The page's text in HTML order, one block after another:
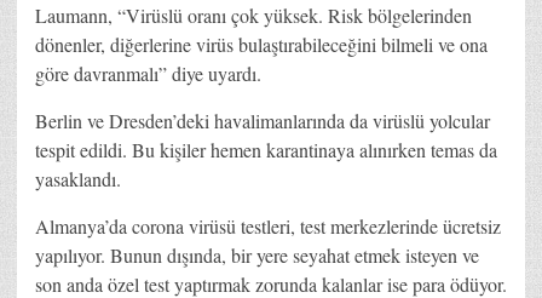
Laumann, “Virüslü oranı çok yüksek. Risk bölgelerinden
dönenler, diğerlerine virüs bulaştırabileceğini bilmeli ve ona
göre davranmalı” diye uyardı.
Berlin ve Dresden’deki havalimanlarında da virüslü yolcular
tespit edildi. Bu kişiler hemen karantinaya alınırken temas da
yasaklandı.
Almanya’da corona virüsü testleri, test merkezlerinde ücretsiz
yapılıyor. Bunun dışında, bir yere seyahat etmek isteyen ve
son anda özel test yaptırmak zorunda kalanlar ise para ödüyor.